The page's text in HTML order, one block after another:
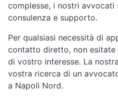
complesse, i nostri
consulenza e supporto.
Per qualsiasi necessità di
contatto diretto, non
di vostro interesse. La
vostra ricerca di un
a Napoli Nord.